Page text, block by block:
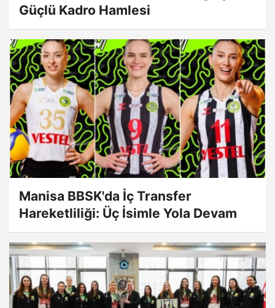
Güçlü Kadro Hamlesi
Manisa BBSK'da İç Transfer
Hareketliliği: Üç İsimle Yola Devam